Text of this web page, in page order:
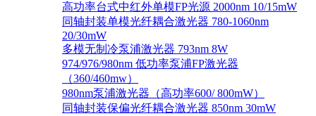
高功率台式中红外单模FP光源 2000nm 10/15mW
同轴封装单模光纤耦合激光器 780-1060nm
20/30mW
多模无制冷泵浦激光器 793nm 8W
974/976/980nm 低功率泵浦FP激光器
（360/460mw）
980nm泵浦激光器（高功率600/ 800mW）
同轴封装保偏光纤耦合激光器 850nm 30mW